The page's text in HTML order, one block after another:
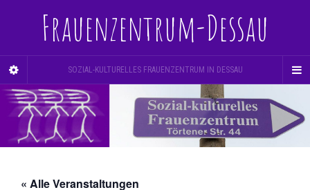
Frauenzentrum-Dessau
SOZIAL-KULTURELLES FRAUENZENTRUM IN DESSAU
« Alle Veranstaltungen